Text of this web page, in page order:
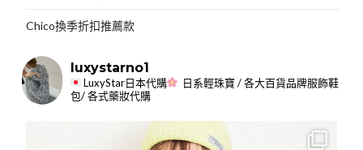
Chico換季折扣推薦款
luxystarno1
LuxyStar日本代購
日系輕珠寶 / 各大百貨品牌服飾鞋
包/ 各式藥妝代購